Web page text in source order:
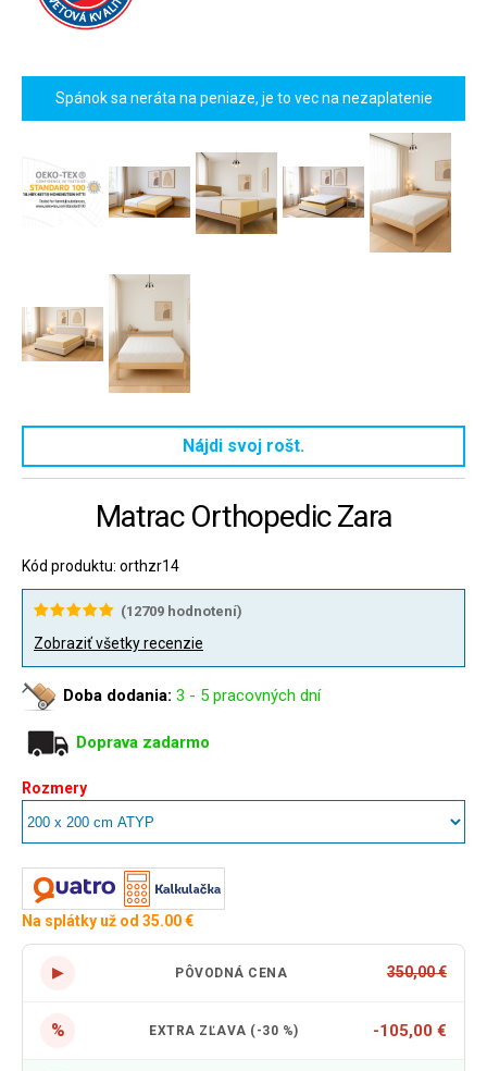
Spánok sa neráta na peniaze, je to vec na nezaplatenie
Nájdi svoj rošt.
Matrac Orthopedic Zara
Kód produktu: orthzr14
(12709 hodnotení)
Zobraziť všetky recenzie
Doba dodania: 3 - 5 pracovných dní
Doprava zadarmo
Rozmery
Na splátky už od 35.00 €
▶ PÔVODNÁ CENA 350,00 €
% EXTRA ZĽAVA (-30 %) -105,00 €